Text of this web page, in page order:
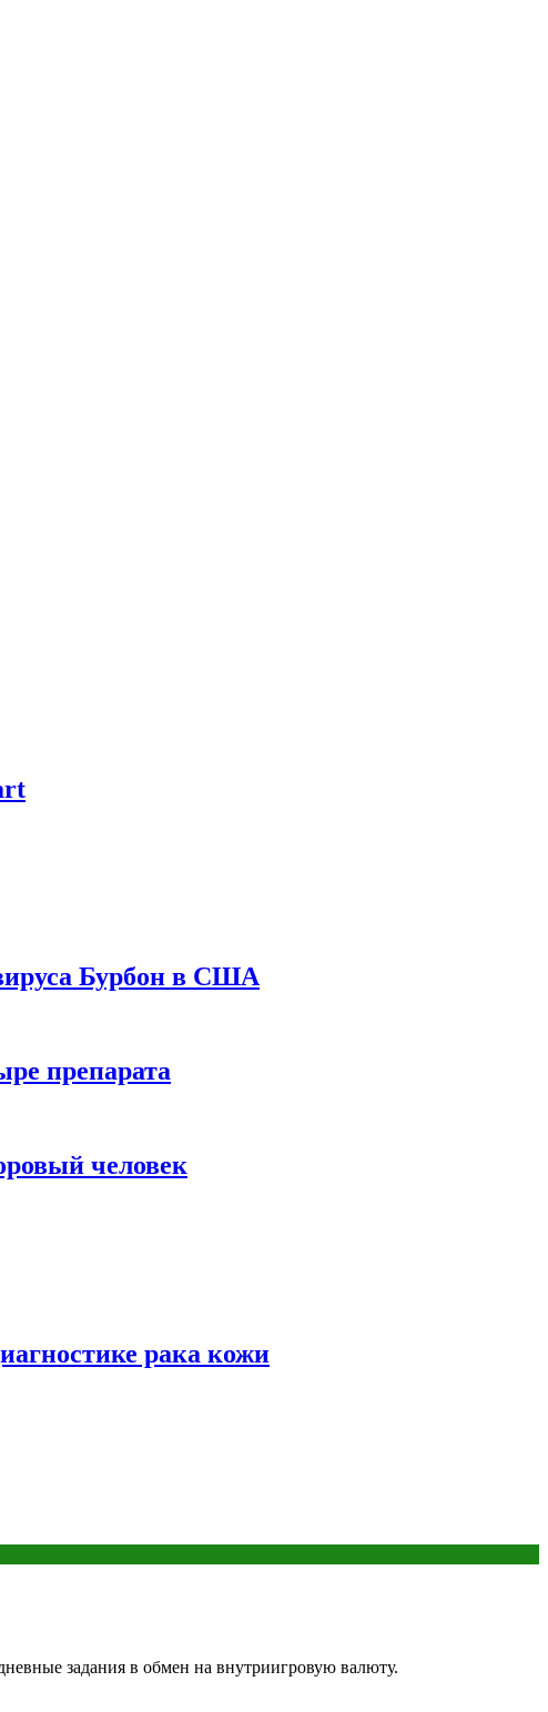
Бурбон в США
препарата
человек
рака кожи
задания в обмен на внутриигровую валюту.